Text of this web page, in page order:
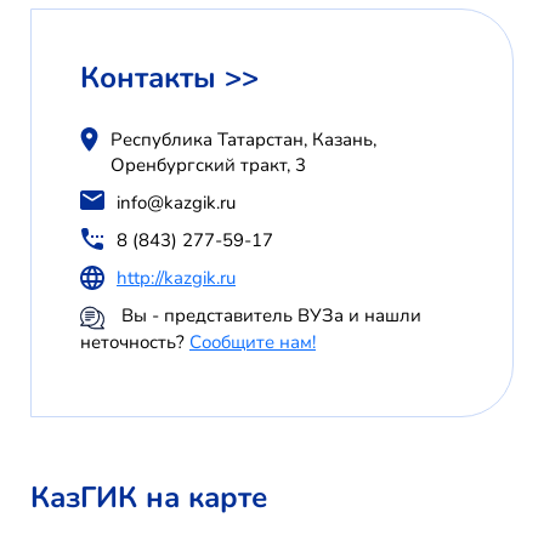
Контакты >>
Республика Татарстан, Казань,
Оренбургский тракт, 3
info@kazgik.ru
8 (843) 277-59-17
http://kazgik.ru
Вы - представитель ВУЗа и нашли
неточность? Сообщите нам!
КазГИК на карте